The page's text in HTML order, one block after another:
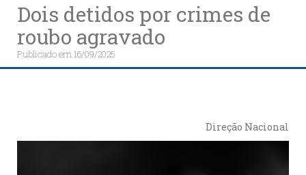
Dois detidos por crimes de
roubo agravado
Publicado em16/09/2025
Direção Nacional